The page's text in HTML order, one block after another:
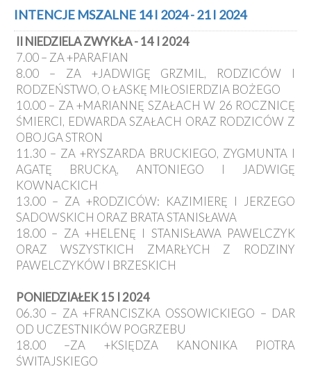
INTENCJE MSZALNE 14 I 2024 - 21 I 2024
II NIEDZIELA ZWYKŁA - 14 I 2024
7.00 – ZA +PARAFIAN
8.00 – ZA +JADWIGĘ GRZMIL, RODZICÓW I
RODZEŃSTWO, O ŁASKĘ MIŁOSIERDZIA BOŻEGO
10.00 – ZA +MARIANNĘ SZAŁACH W 26 ROCZNICĘ
ŚMIERCI, EDWARDA SZAŁACH ORAZ RODZICÓW Z
OBOJGA STRON
11.30 – ZA +RYSZARDA BRUCKIEGO, ZYGMUNTA I
AGATĘ BRUCKĄ, ANTONIEGO I JADWIGĘ
KOWNACKICH
13.00 – ZA +RODZICÓW: KAZIMIERĘ I JERZEGO
SADOWSKICH ORAZ BRATA STANISŁAWA
18.00 – ZA +HELENĘ I STANISŁAWA PAWELCZYK
ORAZ WSZYSTKICH ZMARŁYCH Z RODZINY
PAWELCZYKÓW I BRZESKICH
PONIEDZIAŁEK 15 I 2024
06.30 – ZA +FRANCISZKA OSSOWICKIEGO – DAR
OD UCZESTNIKÓW POGRZEBU
18.00 –ZA +KSIĘDZA KANONIKA PIOTRA
ŚWITAJSKIEGO